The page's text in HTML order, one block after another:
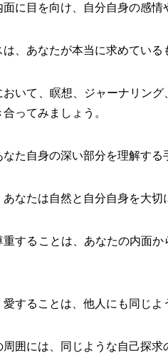
に目を向け、自分自身の感情
、あなたが本当に求めてい
おいて、瞑想、ジャーナリン
ってみましょう。
た自身の深い部分を理解する
なたは自然と自分自身を大切
重することは、あなたの内面
することは、他人にも同じよ
囲には、同じような自己探求